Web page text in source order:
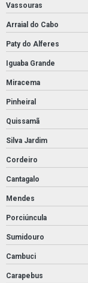
Vassouras
Arraial do Cabo
Paty do Alferes
Iguaba Grande
Miracema
Pinheiral
Quissamã
Silva Jardim
Cordeiro
Cantagalo
Mendes
Porciúncula
Sumidouro
Cambuci
Carapebus